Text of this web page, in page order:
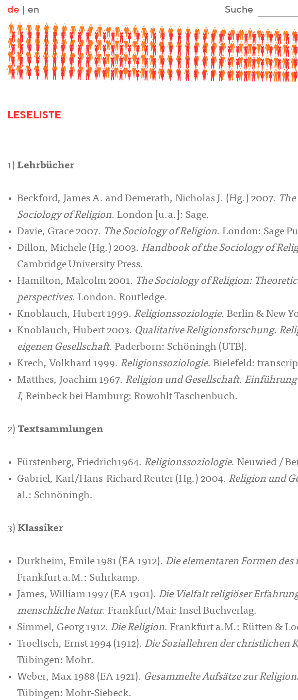
de en Suche
LESELISTE
1) Lehrbücher
Beckford, James A. and Demerath, Nicholas J. (Hg.) 2007.
Sociology of Religion. London [u.a.]: Sage.
Davie, Grace 2007. The Sociology of Religion. London: Sage
Dillon, Michele (Hg.) 2003. Handbook of the Sociology of
Cambridge University Press.
Hamilton, Malcolm 2001. The Sociology of Religion:
perspectives. London. Routledge.
Knoblauch, Hubert 1999. Religionssoziologie. Berlin & New
Knoblauch, Hubert 2003. Qualitative Religionsforschung.
eigenen Gesellschaft. Paderborn: Schöningh (UTB).
Krech, Volkhard 1999. Religionssoziologie. Bielefeld:
Matthes, Joachim 1967. Religion und Gesellschaft.
I, Reinbeck bei Hamburg: Rowohlt Taschenbuch.
2) Textsammlungen
Für­stenberg, Friedrich1964. Religionssoziologie. Neuwied /
Gabriel, Karl/Hans-Richard Reuter (Hg.) 2004. Religion und
al.: Schnöningh.
3) Klassiker
Durkheim, Emile 1981 (EA 1912). Die elementaren Formen des
Frankfurt a.M.: Suhrkamp.
James, William 1997 (EA 1901). Die Vielfalt religiöser
menschliche Natur. Frankfurt/Mai: Insel Buchverlag.
Simmel, Georg 1912. Die Religion. Frankfurt a.M.: Rütten &
Troeltsch, Ernst 1994 (1912). Die Soziallehren der christlichen
Tübingen: Mohr.
Weber, Max 1988 (EA 1921). Gesammelte Aufsätze zur
Tübingen: Mohr-Siebeck.